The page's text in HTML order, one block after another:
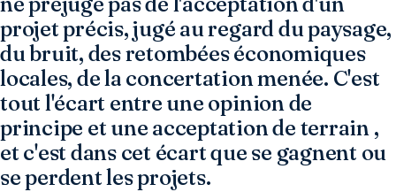
projet précis, jugé au regard du paysage,
du bruit, des retombées économiques
locales, de la concertation menée. C'est
tout l'écart entre une opinion de
principe et une acceptation de terrain ,
et c'est dans cet écart que se gagnent ou
se perdent les projets.